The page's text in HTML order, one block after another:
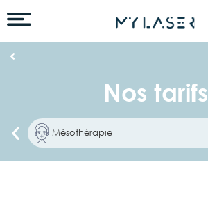
Nos tarifs
Mésothérapie